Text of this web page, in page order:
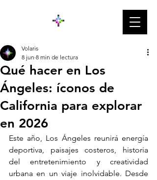
Qué hacer en Los
Ángeles: íconos de
California para explorar
en 2026
Volaris
8 jun 8 min de lectura
Este año, Los Ángeles reunirá energía
deportiva, paisajes costeros, historia
del entretenimiento y creatividad
urbana en un viaje inolvidable. Desde